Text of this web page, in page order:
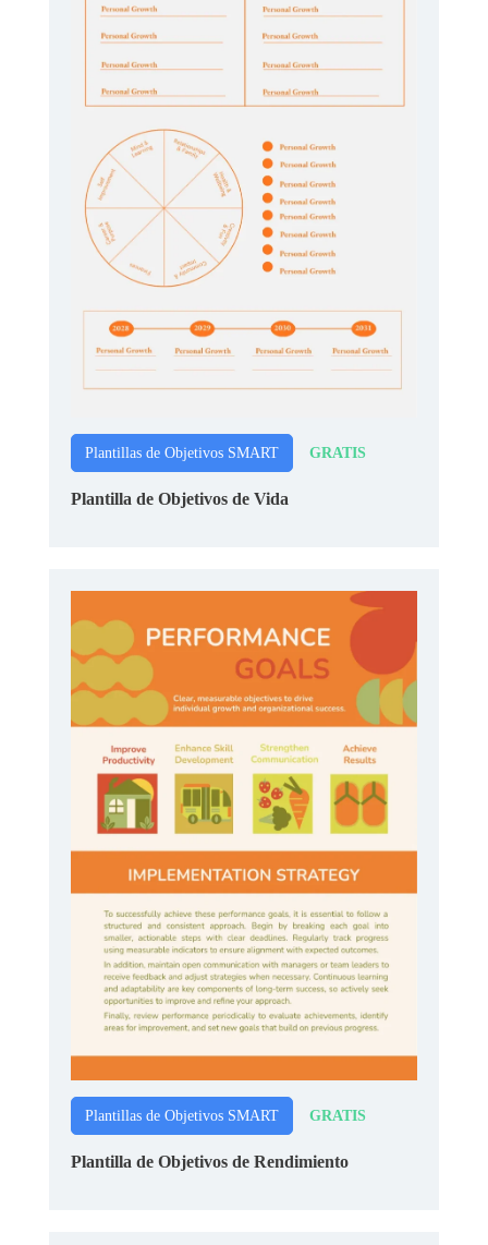
Plantillas de Objetivos SMART GRATIS
Plantilla de Objetivos de Vida
Plantillas de Objetivos SMART GRATIS
Plantilla de Objetivos de Rendimiento